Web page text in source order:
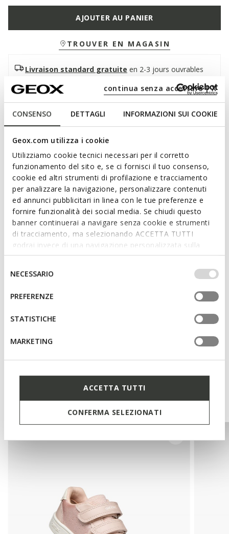
CONSENSO DETTAGLI INFORMAZIONI SUI COOKIE
Geox.com utilizza i cookie
Utilizziamo cookie tecnici necessari per il corretto
funzionamento del sito e, se ci fornisci il tuo consenso,
cookie ed altri strumenti di profilazione e tracciamento
per analizzare la navigazione, personalizzare contenuti
ed annunci pubblicitari in linea con le tue preferenze e
fornire funzionalità dei social media. Se chiudi questo
banner continuerai a navigare senza cookie e strumenti
di tracciamento, ma selezionando ACCETTA TUTTI
godrai invece di una navigazione personalizzata sulla
base dei tuoi gusti ed interessi. Selezionando
IMPOSTAZIONI potrai anche scegliere quali cookies ed
altri strumenti di tracciamento autorizzare. Per maggiori
informazioni o per modificare in qualsiasi momento le
tue impostazioni, visita la nostra
consenso
NECESSARIO
PREFERENZE
STATISTICHE
MARKETING
ACCETTA TUTTI
CONFERMA SELEZIONATI
continua senza accettare | X
AJOUTER AU PANIER
TROUVER EN MAGASIN
Livraison standard gratuite en 2-3 jours ouvrables
la livraison
Description
Sneakers basses pour petite fille, au design essentiel
d’inspiration tennis. Proposées ici en blanc et jaune clair, les
Eclyper sont le modèle idéal pour compléter les minilooks
décontractés de tous les jours. Réalisées en matière à effet
cuir, ces chaussures sont souples, respirantes et pratiques à
ajuster, grâce à leur fermeture pratique à double scratch.
CODE PRODUIT:B555MA000BCC1372
Lire plus
Caractéristiques
Fermeture à scratch; Semelle intérieure amovible
Matériaux
Technologies
Vous pourriez aussi aimer